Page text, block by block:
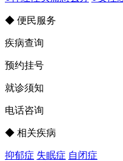
◆ 便民服务
疾病查询
预约挂号
就诊须知
电话咨询
◆ 相关疾病
抑郁症 失眠症 自闭症